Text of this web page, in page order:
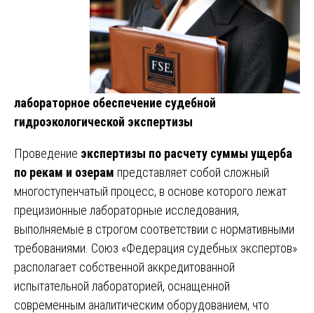
лабораторное обеспечение судебной
гидроэкологической экспертизы
Проведение экспертизы по расчету суммы ущерба
по рекам и озерам представляет собой сложный
многоступенчатый процесс, в основе которого лежат
прецизионные лабораторные исследования,
выполняемые в строгом соответствии с нормативными
требованиями. Союз «Федерация судебных экспертов»
располагает собственной аккредитованной
испытательной лабораторией, оснащенной
современным аналитическим оборудованием, что